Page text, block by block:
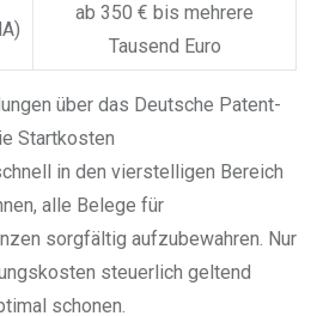
ab 350 € bis mehrere
Tausend Euro
über das Deutsche Patent-
Startkosten
in den vierstelligen Bereich
alle Belege für
sorgfältig aufzubewahren. Nur
steuerlich geltend
schonen.